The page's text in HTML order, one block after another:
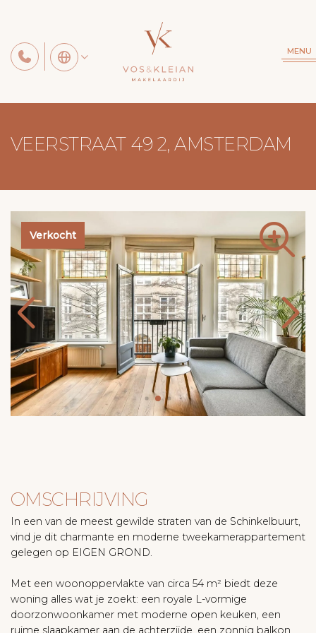
MENU
VEERSTRAAT 49 2, AMSTERDAM
Verkocht
OMSCHRIJVING
In een van de meest gewilde straten van de Schinkelbuurt,
vind je dit charmante en moderne tweekamerappartement
gelegen op EIGEN GROND.
Met een woonoppervlakte van circa 54 m² biedt deze
woning alles wat je zoekt: een royale L-vormige
doorzonwoonkamer met moderne open keuken, een
ruime slaapkamer aan de achterzijde, een zonnig balkon